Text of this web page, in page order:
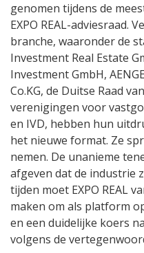
genomen tijdens de
EXPO REAL-adviesraad.
branche, waaronder de
Investment Real Estate
Investment GmbH,
Co.KG, de Duitse Raad
verenigingen voor
en IVD, hebben hun
het nieuwe format. Ze
nemen. De unanieme
afgeven dat de industrie
tijden moet EXPO REAL
maken om als platform
en een duidelijke koers
volgens de